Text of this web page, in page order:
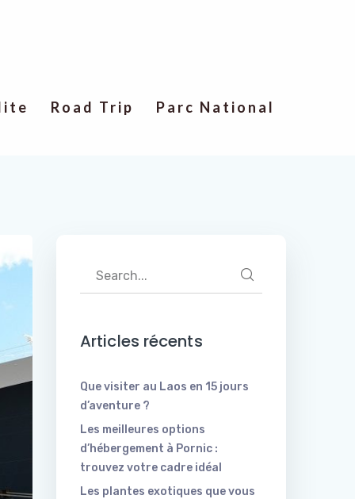
Road Trip Parc National
Articles récents
Que visiter au Laos en 15 jours
d’aventure ?
Les meilleures options
d’hébergement à Pornic :
trouvez votre cadre idéal
Les plantes exotiques que vous